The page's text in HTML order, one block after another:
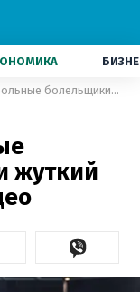
В Испании футбольные болельщики устроили жуткий протест с гробом: видео
жуткий